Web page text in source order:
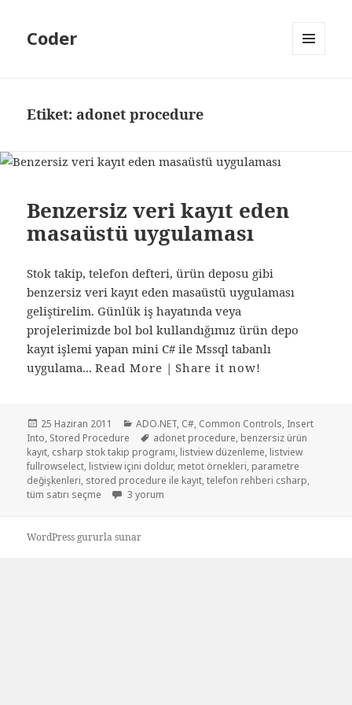
Coder
Etiket: adonet procedure
Benzersiz veri kayıt eden
masaüstü uygulaması
Stok takip, telefon defteri, ürün deposu gibi
benzersiz veri kayıt eden masaüstü uygulaması
geliştirelim. Günlük iş hayatında veya
projelerimizde bol bol kullandığımız ürün depo
kayıt işlemi yapan mini C# ile Mssql tabanlı
uygulama...Read More |Share it now!
Yayın
tarihi
25 Haziran 2011 Kategoriler
ADO.NET, C#, Common Controls, Insert
Into, Stored Procedure Etiketler
adonet procedure, benzersiz ürün
kayıt, csharp stok takip programı, listview düzenleme, listview
fullrowselect, listview içini doldur, metot örnekleri, parametre
değişkenleri, stored procedure ile kayıt,telefon rehberi csharp,
tüm satırı seçme
Benzersiz veri kayıt eden masaüstü uygulaması
3 yorum
WordPress gururla sunar